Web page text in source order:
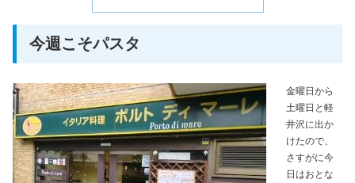
今週こそパスタ
金曜日から
土曜日と軽
井沢に出か
けたので、
さすがに今
日はおとな